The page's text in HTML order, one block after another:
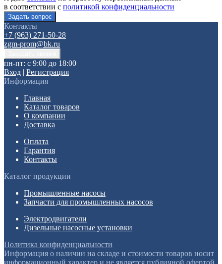
в соответствии с политикой конфиденциальности
Контакты
+7 (963) 271-50-28
zgm-prom@bk.ru
пн-пт: с 9:00 до 18:00
Вход | Регистрация
Информация
Главная
Каталог товаров
О компании
Доставка
Оплата
Гарантия
Контакты
Каталог продукции
Промышленные насосы
Запчасти для промышленных насосов
Электродвигатели
Дизельные насосные установки
Политика конфиденциальности
Информация о наличии на складе и стоимости товаров носит
информационный характер и не является публичной офертой